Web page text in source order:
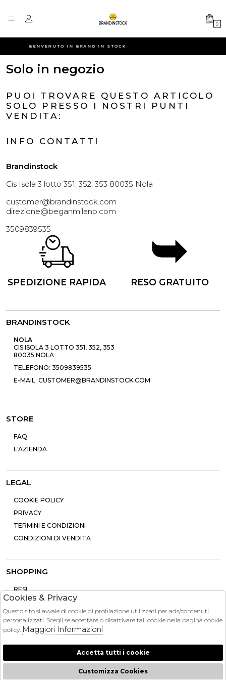
BENVENUTO IN BRAND IN STOCK
0
Solo in negozio
PUOI TROVARE QUESTO ARTICOLO
SOLO PRESSO I NOSTRI PUNTI
VENDITA:
INFO CONTATTI
Brandinstock
Cis Isola 3 lotto 351, 352, 353 80035 Nola
customer@brandinstock.com
direzione@beganmilano.com
3509839535
SPEDIZIONE RAPIDA RESO GRATUITO
BRANDINSTOCK
NOLA
CIS ISOLA 3 LOTTO 351, 352, 353
80035 NOLA
TELEFONO: 3509839535
E-MAIL: CUSTOMER@BRANDINSTOCK.COM
STORE
FAQ
L'AZIENDA
LEGAL
COOKIE POLICY
PRIVACY
TERMINI E CONDIZIONI
CONDIZIONI DI VENDITA
SHOPPING
RESI
PAGAMENTI
CONTATTI
SPEDIZIONE
Cookies & Privacy
Questo sito si avvale di cookie di profilazione utilizzati per ads/contenuti
personalizzati. Scegli se accettare o disattivare tali cookie nella pagina cookie
policy. Maggiori Informazioni
Accetta tutti i cookie
Customizza Cookies